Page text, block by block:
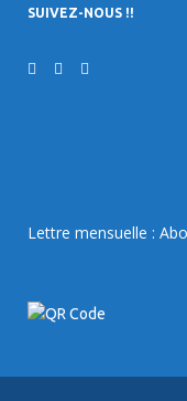
SUIVEZ-NOUS !!
Lettre mensuelle :